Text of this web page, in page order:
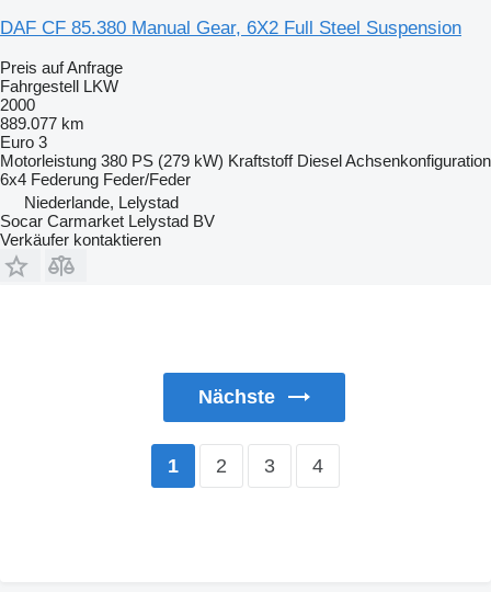
DAF CF 85.380 Manual Gear, 6X2 Full Steel Suspension
Preis auf Anfrage
Fahrgestell LKW
2000
889.077 km
Euro 3
Motorleistung 380 PS (279 kW) Kraftstoff DieselAchsenkonfiguration
6x4 Federung Feder/Feder
Niederlande, Lelystad
Socar Carmarket Lelystad BV
Verkäufer kontaktieren
Nächste
1 2 3 4